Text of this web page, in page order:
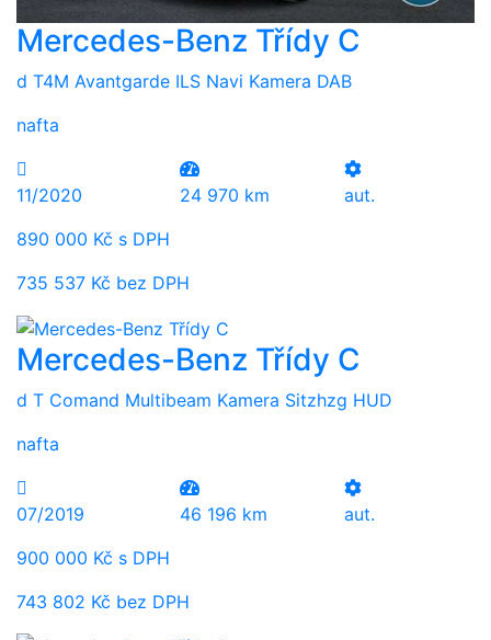
Mercedes-Benz Třídy C
d T4M Avantgarde ILS Navi Kamera DAB
nafta
11/2020 24 970 km
aut.
890 000 Kč s DPH
735 537 Kč bez DPH
Mercedes-Benz Třídy C
d T Comand Multibeam Kamera Sitzhzg HUD
nafta
07/2019 46 196 km
aut.
900 000 Kč s DPH
743 802 Kč bez DPH